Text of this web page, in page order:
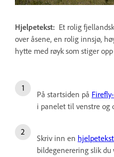
Hjelpetekst: Et rolig
over åsene, en rolig innsjø,
hytte med røyk som stiger
På startsiden på
i panelet til venstre og
Skriv inn en hjelpetekst
bildegenerering slik du